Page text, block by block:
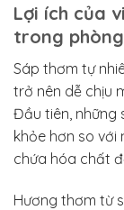
Lợi ích của
trong
Sáp thơm tự
trở nên dễ chịu
Đầu tiên, những
khỏe hơn so với
chứa hóa chất
Hương thơm từ